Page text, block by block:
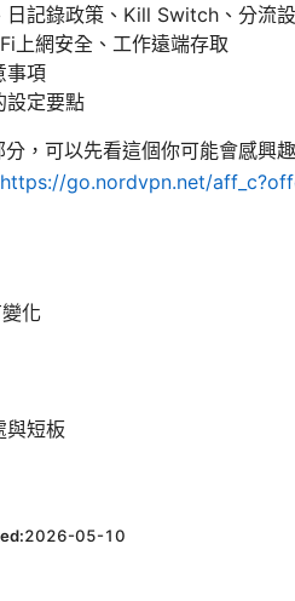
日記錄政策、Kill Switch、分流
上網安全、工作遠端存取
事項
設定要點
，可以先看這個你可能會感興
https://go.nordvpn.net/
化
與短板
2026-05-10